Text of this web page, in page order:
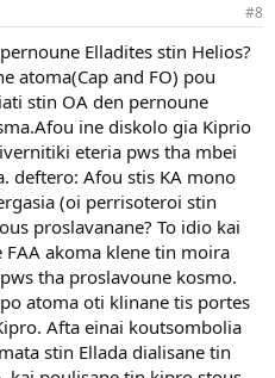
#8
Elladites stin Helios?
atoma(Cap and FO) pou
stin OA den pernoune
ine diskolo gia Kiprio
eteria pws tha mbei
deftero: Afou stis KA mono
(oi perrisoteroi stin
proslavanane? To idio kai
akoma klene tin moira
tha proslavoune kosmo.
atoma oti klinane tis portes
Afta einai koutsombolia
stin Ellada dialisane tin